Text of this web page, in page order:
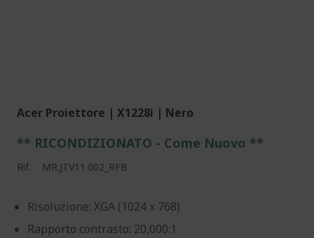
Acer Proiettore | X1228i | Nero
** RICONDIZIONATO - Come Nuovo **
Rif. MR.JTV11.002_RFB
Risoluzione: XGA (1024 x 768)
Rapporto contrasto: 20,000:1